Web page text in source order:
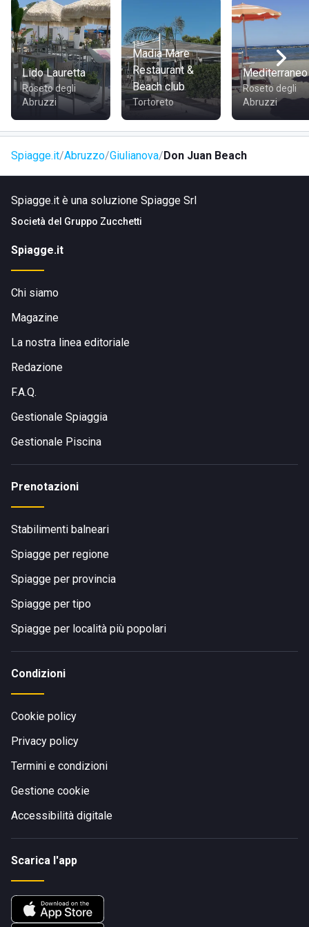
e numerose aree verdi.
COME RAGGIUNGERE LIDO DON JUAN
Il Lido Don Juan si trova all'indirizzoLungomare Zara, 97,
a solo quattro minuti di auto dallastazione di Giulianova. È
anche facilmente raggiungibile dall'aeroporto di Pescara,
trovandosi a meno di un'ora di macchina da lì.
Lido Lauretta
Roseto degli
Abruzzi
Madia Mare
Restaurant &
Beach club
Tortoreto
Mediterraneo
Roseto degli
Abruzzi
Spiagge.it Abruzzo Giulianova Don Juan Beach
Spiagge.it è una soluzione Spiagge Srl
Società del Gruppo Zucchetti
Spiagge.it
Chi siamo
Magazine
La nostra linea editoriale
Redazione
F.A.Q.
Gestionale Spiaggia
Gestionale Piscina
Prenotazioni
Stabilimenti balneari
Spiagge per regione
Spiagge per provincia
Spiagge per tipo
Spiagge per località più popolari
Condizioni
Cookie policy
Privacy policy
Termini e condizioni
Gestione cookie
Accessibilità digitale
Scarica l'app